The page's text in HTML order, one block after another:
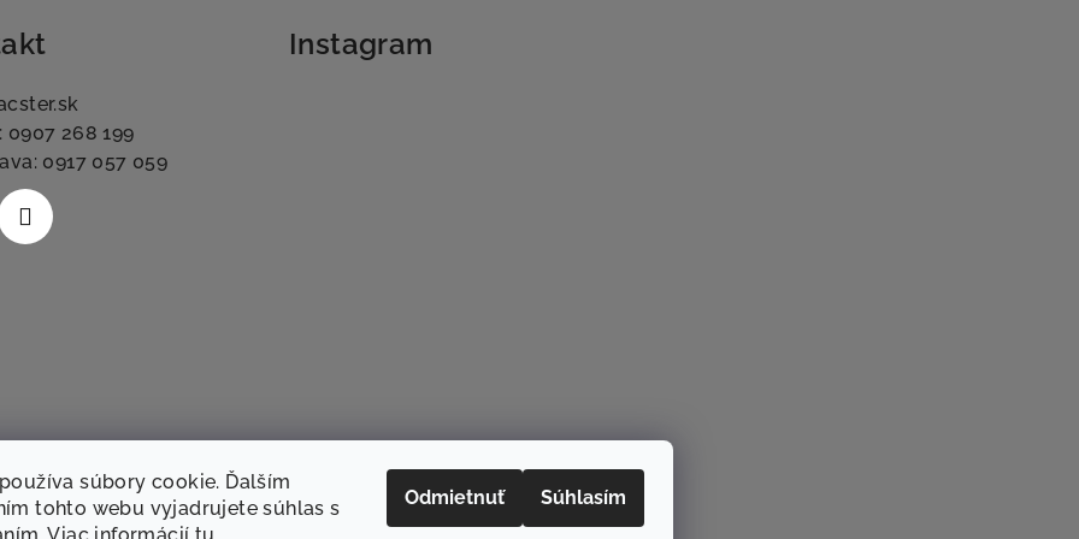
súbory cookie. Ďalším
tohto webu vyjadrujete súhlas s
Odmietnuť Súhlasím
0907 268 199
0917 057 059
Instagram